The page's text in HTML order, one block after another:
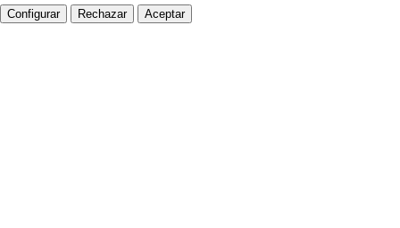
Configurar Rechazar Aceptar